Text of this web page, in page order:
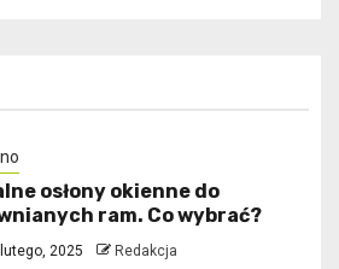
osłony okienne do
ram. Co wybrać?
2025 Redakcja